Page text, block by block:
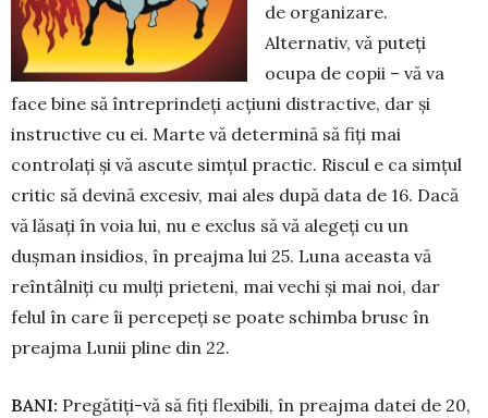
de organizare.
Alternativ, vă puteți
ocupa de copii – vă va
face bine să întreprindeți acțiuni distractive, dar și
instructive cu ei. Marte vă determină să fiți mai
controlați și vă ascute simțul prac­tic. Riscul e ca simțul
critic să de­vină excesiv, mai ales după data de 16. Dacă
vă lăsați în voia lui, nu e exclus să vă alegeți cu un
dușman insidios, în preajma lui 25. Luna aceasta vă
reîntâlniți cu mulți prie­teni, mai vechi și mai noi, dar
felul în care îi percepeți se poate schim­ba brusc în
preajma Lunii pline din 22.
BANI: Pregătiți-vă să fiți flexibili, în preajma datei de 20,